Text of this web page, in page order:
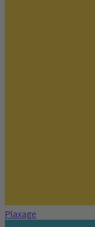
Plaxage